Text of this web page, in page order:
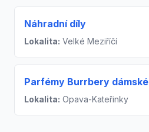
Náhradní díly
Lokalita: Velké Meziříčí
Parfémy Burrbery dámské
Lokalita: Opava-Kateřinky